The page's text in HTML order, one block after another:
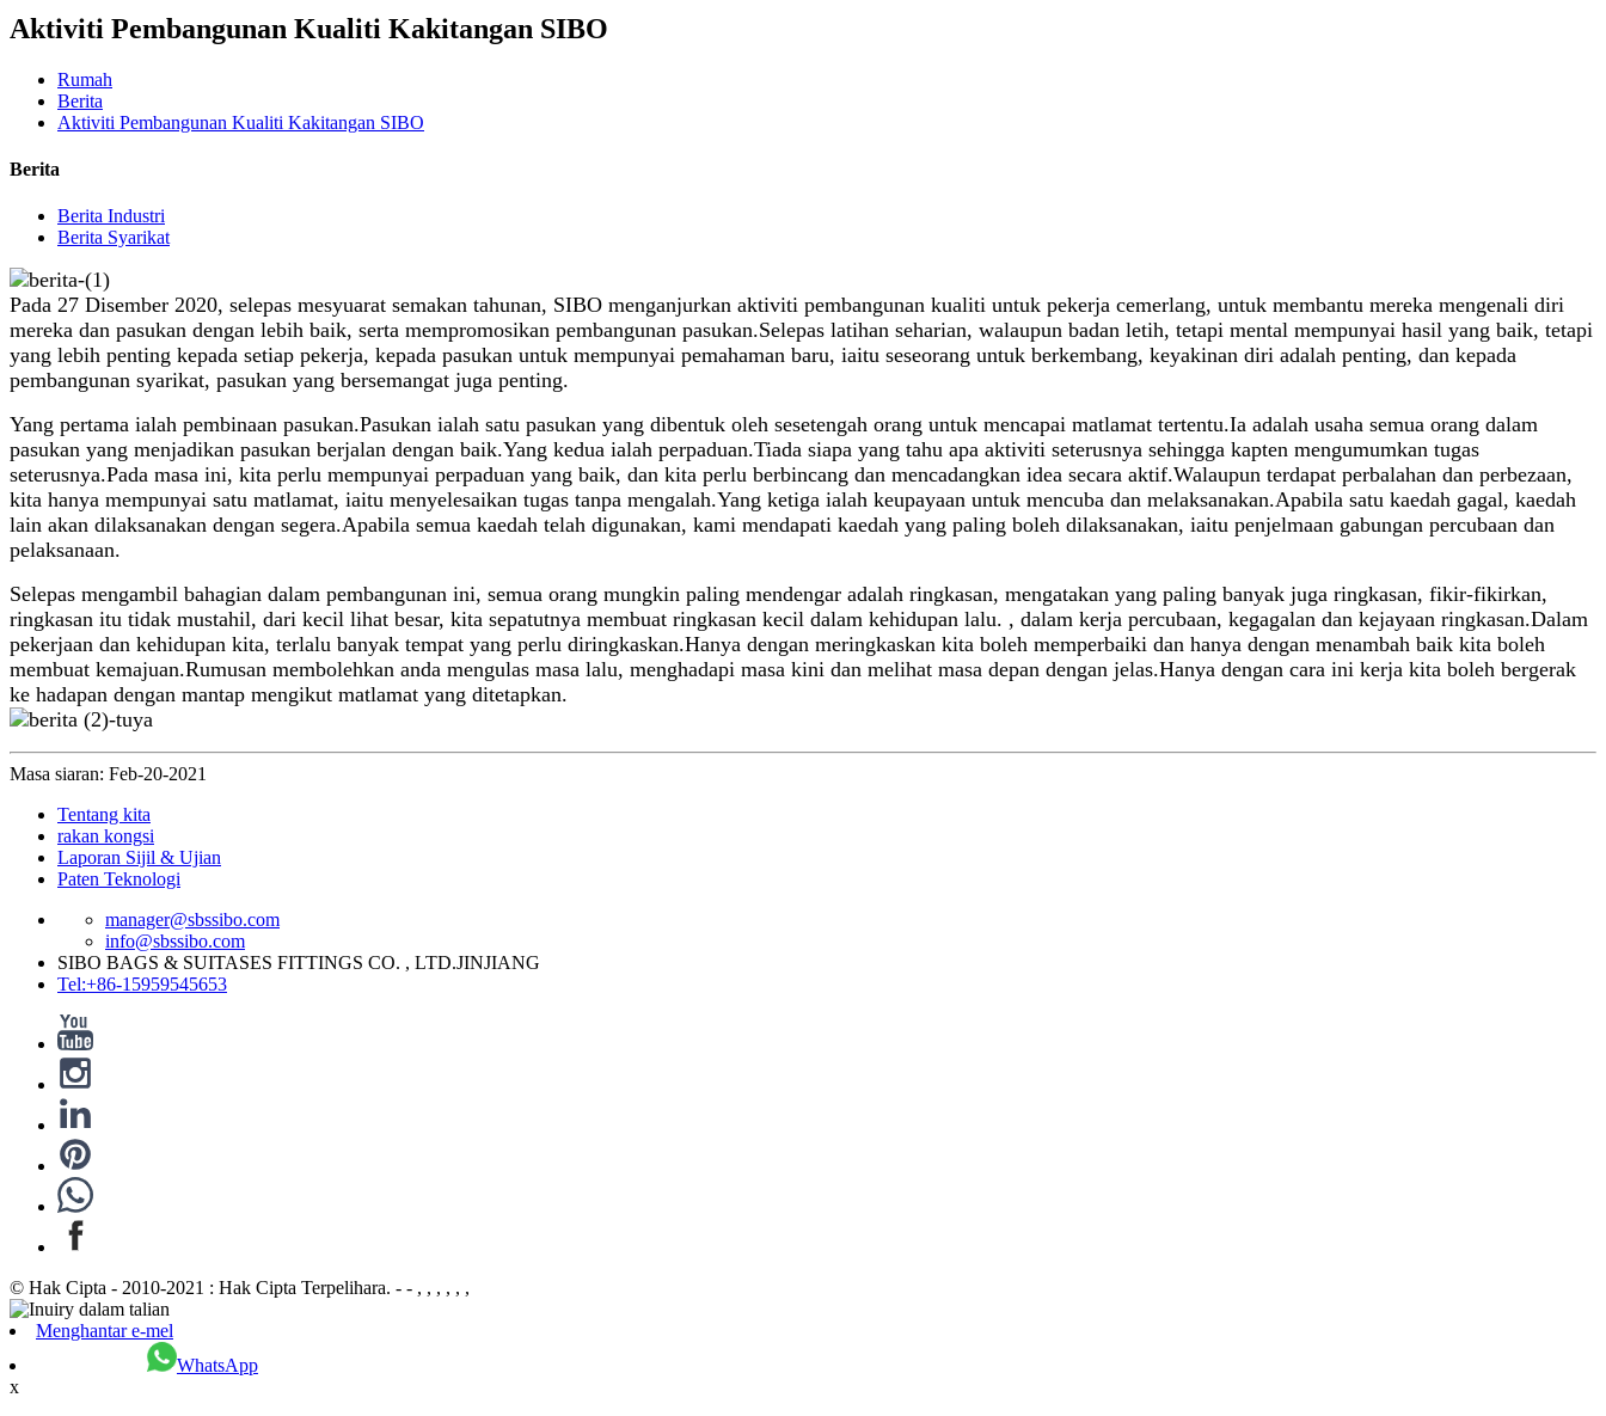
Aktiviti Pembangunan Kualiti Kakitangan SIBO
Rumah
Berita
Aktiviti Pembangunan Kualiti Kakitangan SIBO
Berita
Berita Industri
Berita Syarikat
Pada 27 Disember 2020, selepas mesyuarat semakan tahunan, SIBO menganjurkan aktiviti pembangunan kualiti untuk pekerja cemerlang, untuk membantu mereka mengenali diri
mereka dan pasukan dengan lebih baik, serta mempromosikan pembangunan pasukan.Selepas latihan seharian, walaupun badan letih, tetapi mental mempunyai hasil yang baik, tetapi
yang lebih penting kepada setiap pekerja, kepada pasukan untuk mempunyai pemahaman baru, iaitu seseorang untuk berkembang, keyakinan diri adalah penting, dan kepada
pembangunan syarikat, pasukan yang bersemangat juga penting.
Yang pertama ialah pembinaan pasukan.Pasukan ialah satu pasukan yang dibentuk oleh sesetengah orang untuk mencapai matlamat tertentu.Ia adalah usaha semua orang dalam
pasukan yang menjadikan pasukan berjalan dengan baik.Yang kedua ialah perpaduan.Tiada siapa yang tahu apa aktiviti seterusnya sehingga kapten mengumumkan tugas
seterusnya.Pada masa ini, kita perlu mempunyai perpaduan yang baik, dan kita perlu berbincang dan mencadangkan idea secara aktif.Walaupun terdapat perbalahan dan perbezaan,
kita hanya mempunyai satu matlamat, iaitu menyelesaikan tugas tanpa mengalah.Yang ketiga ialah keupayaan untuk mencuba dan melaksanakan.Apabila satu kaedah gagal, kaedah
lain akan dilaksanakan dengan segera.Apabila semua kaedah telah digunakan, kami mendapati kaedah yang paling boleh dilaksanakan, iaitu penjelmaan gabungan percubaan dan
pelaksanaan.
Selepas mengambil bahagian dalam pembangunan ini, semua orang mungkin paling mendengar adalah ringkasan, mengatakan yang paling banyak juga ringkasan, fikir-fikirkan,
ringkasan itu tidak mustahil, dari kecil lihat besar, kita sepatutnya membuat ringkasan kecil dalam kehidupan lalu. , dalam kerja percubaan, kegagalan dan kejayaan ringkasan.Dalam
pekerjaan dan kehidupan kita, terlalu banyak tempat yang perlu diringkaskan.Hanya dengan meringkaskan kita boleh memperbaiki dan hanya dengan menambah baik kita boleh
membuat kemajuan.Rumusan membolehkan anda mengulas masa lalu, menghadapi masa kini dan melihat masa depan dengan jelas.Hanya dengan cara ini kerja kita boleh bergerak
ke hadapan dengan mantap mengikut matlamat yang ditetapkan.
Masa siaran: Feb-20-2021
Tentang kita
rakan kongsi
Laporan Sijil & Ujian
Paten Teknologi
manager@sbssibo.com
info@sbssibo.com
SIBO BAGS & SUITASES FITTINGS CO. , LTD.JINJIANG
Tel:+86-15959545653
© Hak Cipta - 2010-2021 : Hak Cipta Terpelihara. - - , , , , , ,
Menghantar e-mel
WhatsApp
x